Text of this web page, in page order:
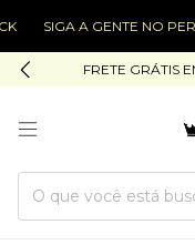
SIGA A GENTE NO
FRETE GRÁTIS